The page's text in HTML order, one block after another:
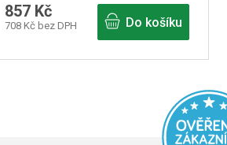
708 Kč bez DPH
857 Kč
Do košíku